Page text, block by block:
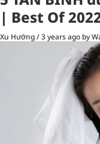
| Best Of
Xu Hướng/3 years ago by